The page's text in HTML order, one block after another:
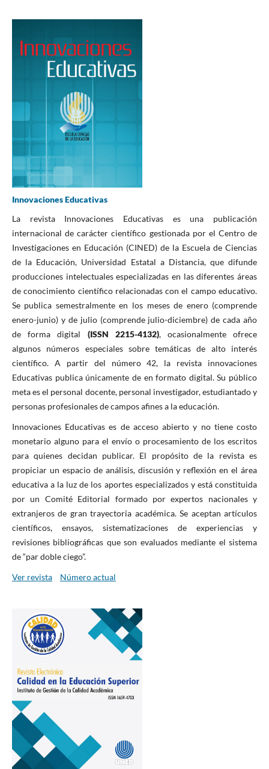
Innovaciones Educativas
La revista Innovaciones Educativas es una publicación
internacional de carácter científico gestionada por el Centro de
Investigaciones en Educación (CINED) de la Escuela de Ciencias
de la Educación, Universidad Estatal a Distancia, que difunde
producciones intelectuales especializadas en las diferentes áreas
de conocimiento científico relacionadas con el campo educativo.
Se publica semestralmente en los meses de enero (comprende
enero-junio) y de julio (comprende julio-diciembre) de cada año
de forma digital (ISSN 2215-4132), ocasionalmente ofrece
algunos números especiales sobre temáticas de alto interés
científico. A partir del número 42, la revista innovaciones
Educativas publica únicamente de en formato digital. Su público
meta es el personal docente, personal investigador, estudiantado y
personas profesionales de campos afines a la educación.
Innovaciones Educativas es de acceso abierto y no tiene costo
monetario alguno para el envío o procesamiento de los escritos
para quienes decidan publicar. El propósito de la revista es
propiciar un espacio de análisis, discusión y reflexión en el área
educativa a la luz de los aportes especializados y está constituida
por un Comité Editorial formado por expertos nacionales y
extranjeros de gran trayectoria académica. Se aceptan artículos
científicos, ensayos, sistematizaciones de experiencias y
revisiones bibliográficas que son evaluados mediante el sistema
de “par doble ciego”.
Ver revista
Número actual